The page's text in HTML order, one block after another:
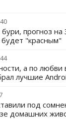
прогноз на
"красным"
а по любви
лучшие
под
домашних